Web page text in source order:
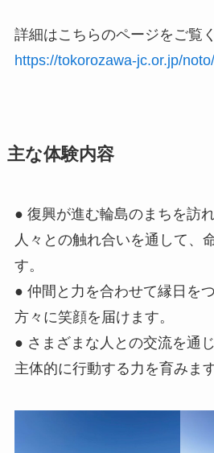
詳細はこちらのページをご覧
https://tokorozawa-jc.or.jp/noto/
主な体験内容
● 復興が進む輪島のまちを訪
人々との触れ合いを通して、
す。
● 仲間と力を合わせて縁日を
方々に笑顔を届けます。
● さまざまな人との交流を通
主体的に行動する力を育みます